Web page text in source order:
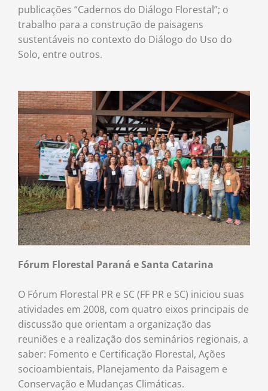
publicações “Cadernos do Diálogo Florestal”; o
trabalho para a construção de paisagens
sustentáveis no contexto do Diálogo do Uso do
Solo, entre outros.
Fórum Florestal Paraná e Santa Catarina
O Fórum Florestal PR e SC (FF PR e SC) iniciou suas
atividades em 2008, com quatro eixos principais de
discussão que orientam a organização das
reuniões e a realização dos seminários regionais, a
saber: Fomento e Certificação Florestal, Ações
socioambientais, Planejamento da Paisagem e
Conservação e Mudanças Climáticas.